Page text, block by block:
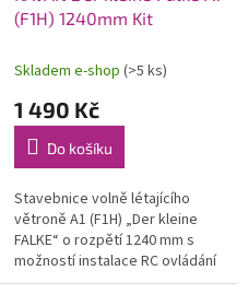
(F1H) 1240mm Kit
Skladem e-shop (>5 ks)
1 490 Kč
Do košíku
Stavebnice volně létajícího
větroně A1 (F1H) „Der kleine
FALKE“ o rozpětí 1240 mm s
možností instalace RC ovládání
a pohonné jednotky s